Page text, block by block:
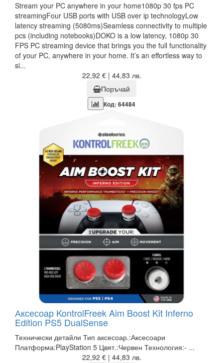
Stream your PC anywhere in your home1080p 30 fps PC
streamingFour USB ports with USB over ip technologyLow
latency streaming (5080ms)Seamless connectivity to multiple
pcs (including notebooks)DOKO is a low latency, 1080p 30
FPS PC streaming device that brings you the full functionality
of your PC, anywhere in your home. It’s an effortless way to
si...
22,92 € | 44,83 лв.
Поръчай
Код: 64484
Аксесоар KontrolFreek Aim Boost Kit Inferno
Edition PS5 DualSense
Технически детайли Тип аксесоар.:Аксесоари
Платформа:PlayStation 5 Цвят.:Червен Технология:- ...
22,92 € | 44,83 лв.